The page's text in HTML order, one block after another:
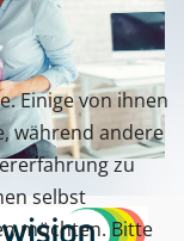
Einige von ihnen
während andere
zu
selbst
möchten. Bitte